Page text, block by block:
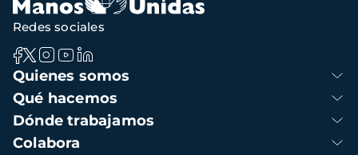
Navegación
principal
Quienes somos
Qué hacemos
Dónde trabajamos
Colabora
Redes sociales